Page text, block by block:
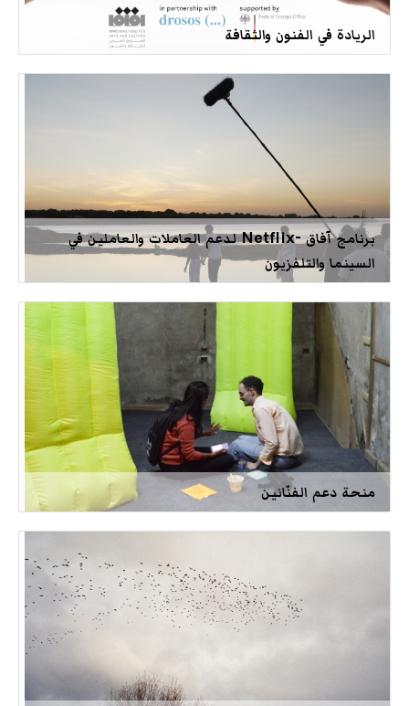
الريادة في الفنون والثقافة
برنامج آفاق -Netflix لدعم العاملات والعاملين في
السينما والتلفزيون
منحة دعم الفنّانين